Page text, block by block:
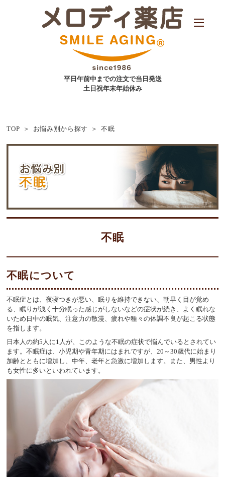
平日午前中までの注文で当日発送
土日祝年末年始休み
TOP お悩み別から探す 不眠
不眠
不眠について
不眠症とは、夜寝つきが悪い、眠りを維持できない、朝早く目が覚め
る、眠りが浅く十分眠った感じがしないなどの症状が続き、よく眠れな
いため日中の眠気、注意力の散漫、疲れや種々の体調不良が起こる状態
を指します。
日本人の約5人に1人が、このような不眠の症状で悩んでいるとされてい
ます。不眠症は、小児期や青年期にはまれですが、20～30歳代に始まり
加齢とともに増加し、中年、老年と急激に増加します。また、男性より
も女性に多いといわれています。